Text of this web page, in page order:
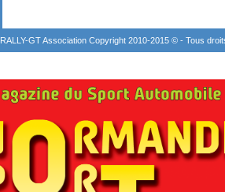
RALLY-GT Association Copyright 2010-2015 © - Tous